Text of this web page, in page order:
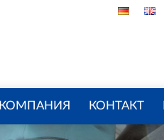
КОМПАНИЯ КОНТАКТ